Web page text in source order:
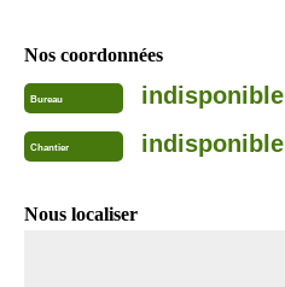
Nos coordonnées
Bureau indisponible
Chantier indisponible
Nous localiser